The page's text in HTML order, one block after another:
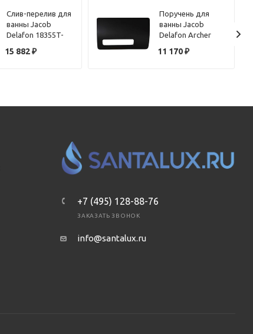
Слив-перелив для
ванны Jacob
Delafon 18355T-
15 882₽
Поручень для
ванны Jacob
Delafon Archer
11 170₽
+7 (495) 128-88-76
ЗАКАЗАТЬ ЗВОНОК
info@santalux.ru